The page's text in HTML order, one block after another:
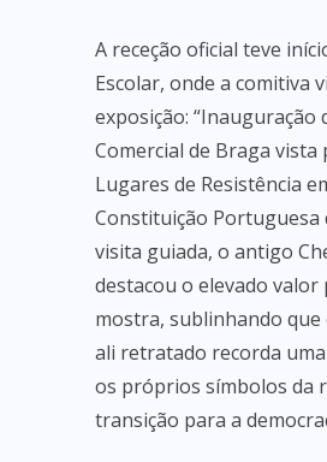
A receção oficial teve
Escolar, onde a comitiva
exposição: “Inauguração
Comercial de Braga vista
Lugares de Resistência
Constituição Portuguesa
visita guiada, o antigo
destacou o elevado valor
mostra, sublinhando
ali retratado recorda
os próprios símbolos da
transição para a